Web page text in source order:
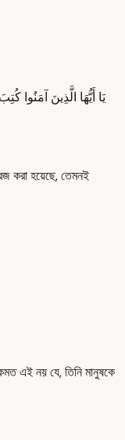
يَا أَيُّهَا الَّذِينَ
করা হয়েছে, তেমনই
এই নয় যে, তিনি মানুষকে